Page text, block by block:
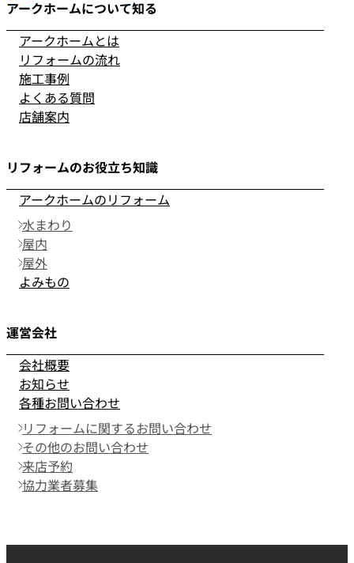
アークホームについて知る
アークホームとは
リフォームの流れ
施工事例
よくある質問
店舗案内
リフォームのお役立ち知識
アークホームのリフォーム
水まわり
屋内
屋外
よみもの
運営会社
会社概要
お知らせ
各種お問い合わせ
リフォームに関するお問い合わせ
その他のお問い合わせ
来店予約
協力業者募集